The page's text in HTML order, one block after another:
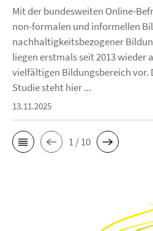
Mit der bundesweiten Online-
non-formalen und informellen
nachhaltigkeitsbezogener
liegen erstmals seit 2013 wieder
vielfältigen Bildungsbereich vor.
Studie steht hier ...
13.11.2025
1 / 10